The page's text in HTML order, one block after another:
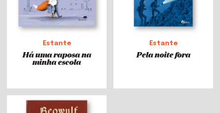
Estante
Há uma raposa na
minha escola
Estante
Pela noite fora